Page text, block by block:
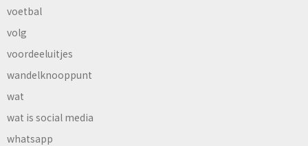
voetbal
volg
voordeeluitjes
wandelknooppunt
wat
wat is social media
whatsapp